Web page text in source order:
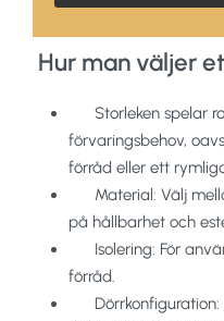
Hur man väljer
Storleken spelar
förvaringsbehov,
förråd eller ett
Material: Välj
på hållbarhet och
Isolering: För
förråd.